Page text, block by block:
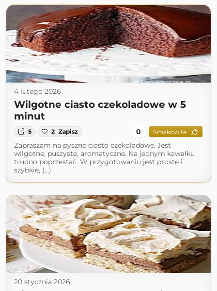
4 lutego 2026
Wilgotne ciasto czekoladowe w 5
minut
5 2 Zapisz 0 Smakowite
Zapraszam na pyszne ciasto czekoladowe. Jest
wilgotne, puszyste, aromatyczne. Na jednym kawałku
trudno poprzestać. W przygotowaniu jest proste i
szybkie, (...)
20 stycznia 2026